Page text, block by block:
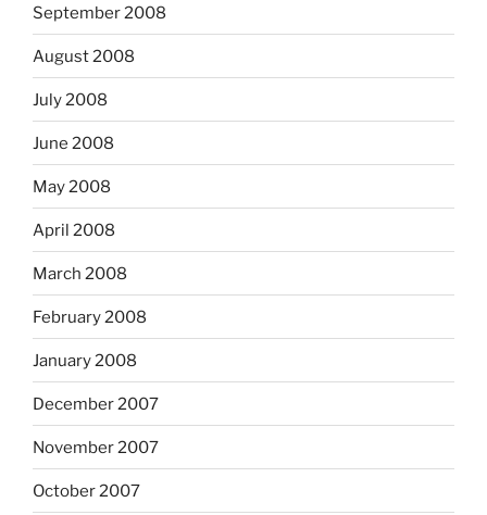
September 2008
August 2008
July 2008
June 2008
May 2008
April 2008
March 2008
February 2008
January 2008
December 2007
November 2007
October 2007